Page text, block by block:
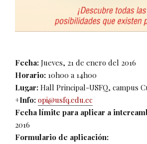
Fecha: Jueves, 21 de enero del 2016
Horario: 10h00 a 14h00
Lugar: Hall Principal-USFQ, campus
+Info: opi@usfq.edu.ec
Fecha límite para aplicar a
2016
Formulario de aplicación: